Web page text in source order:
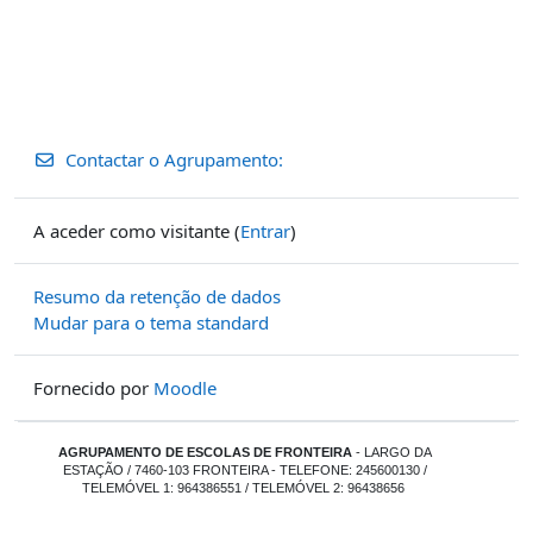
Contactar o Agrupamento:
A aceder como visitante (Entrar)
Resumo da retenção de dados
Mudar para o tema standard
Fornecido por Moodle
AGRUPAMENTO DE ESCOLAS DE FRONTEIRA - LARGO DA
ESTAÇÃO / 7460-103 FRONTEIRA - TELEFONE: 245600130 /
TELEMÓVEL 1: 964386551 / TELEMÓVEL 2: 96438656